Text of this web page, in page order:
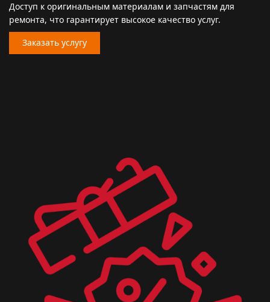
Доступ к оригинальным материалам и запчастям для
ремонта, что гарантирует высокое качество услуг.
Заказать услугу